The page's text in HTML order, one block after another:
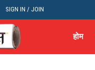
SIGN IN / JOIN
होम